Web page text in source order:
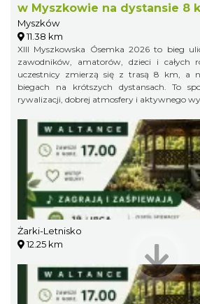
w Myszkowie na dystansie 8
Myszków
11.38 km
XIII Myszkowska Ósemka 2026 to bieg
zawodników, amatorów, dzieci i całych
uczestnicy zmierzą się z trasą 8 km, a
biegach na krótszych dystansach. To
rywalizacji, dobrej atmosfery i aktywnego
Żarki-Letnisko
12.25 km